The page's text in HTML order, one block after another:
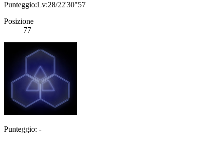
Punteggio:Lv:28/22'30"57
Posizione
77
Punteggio: -